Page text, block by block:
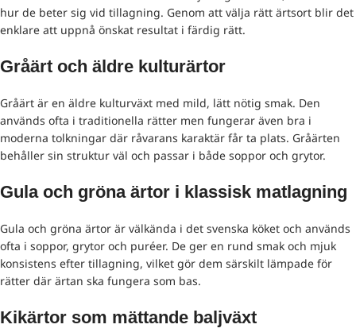
hur de beter sig vid tillagning. Genom att välja rätt ärtsort blir det
enklare att uppnå önskat resultat i färdig rätt.
Gråärt och äldre kulturärtor
Gråärt är en äldre kulturväxt med mild, lätt nötig smak. Den
används ofta i traditionella rätter men fungerar även bra i
moderna tolkningar där råvarans karaktär får ta plats. Gråärten
behåller sin struktur väl och passar i både soppor och grytor.
Gula och gröna ärtor i klassisk matlagning
Gula och gröna ärtor är välkända i det svenska köket och används
ofta i soppor, grytor och puréer. De ger en rund smak och mjuk
konsistens efter tillagning, vilket gör dem särskilt lämpade för
rätter där ärtan ska fungera som bas.
Kikärtor som mättande baljväxt